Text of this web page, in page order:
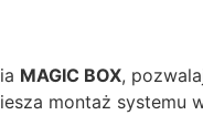
MAGIC BOX,
montaż systemu